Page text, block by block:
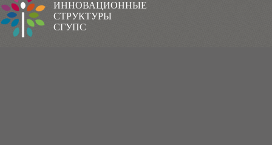
ИННОВАЦИОННЫЕ
СТРУКТУРЫ
СГУПС